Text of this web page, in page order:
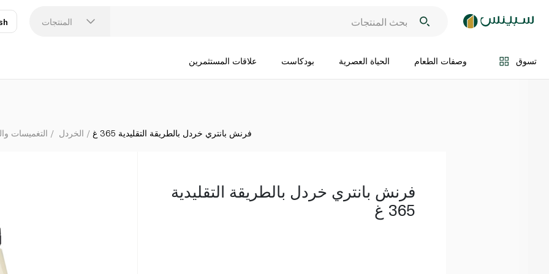
المنتجات
تسوق وصفات الطعام الحياة العصرية بودكاست علاقات المستثمرين
اضف الى السلة
التغميسات الخردل فرنش بانتري خردل بالطريقة التقليدية 365 غ
فرنش بانتري خردل بالطريقة التقليدية
365 غ